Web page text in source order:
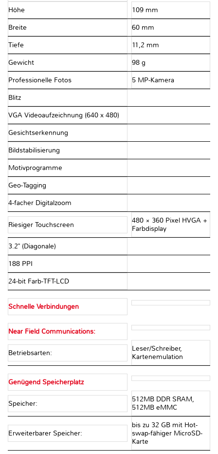
Höhe 109 mm
Breite 60 mm
Tiefe 11,2 mm
Gewicht 98 g
Professionelle Fotos 5 MP-Kamera
Blitz
VGA Videoaufzeichnung (640 x 480)
Gesichtserkennung
Bildstabilisierung
Motivprogramme
Geo-Tagging
4-facher Digitalzoom
Riesiger Touchscreen
480 × 360 Pixel HVGA +
Farbdisplay
3.2" (Diagonale)
188 PPI
24-bit Farb-TFT-LCD
Schnelle Verbindungen
Near Field Communications:
Betriebsarten:
Leser/Schreiber,
Kartenemulation
Genügend Speicherplatz
Speicher:
512MB DDR SRAM,
512MB eMMC
Erweiterbarer Speicher:
bis zu 32 GB mit Hot-
swap-fähiger MicroSD-
Karte